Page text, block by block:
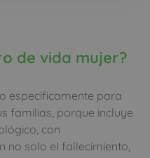
de vida mujer?
específicamente para
familias, porque incluye
con
no solo el fallecimiento,